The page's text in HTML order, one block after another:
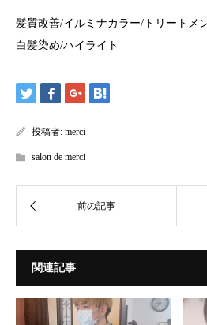
髪質改善/イルミナカラー/ トリートメ
白髪染め/ハイライト
投稿者: merci
salon de merci
関連記事